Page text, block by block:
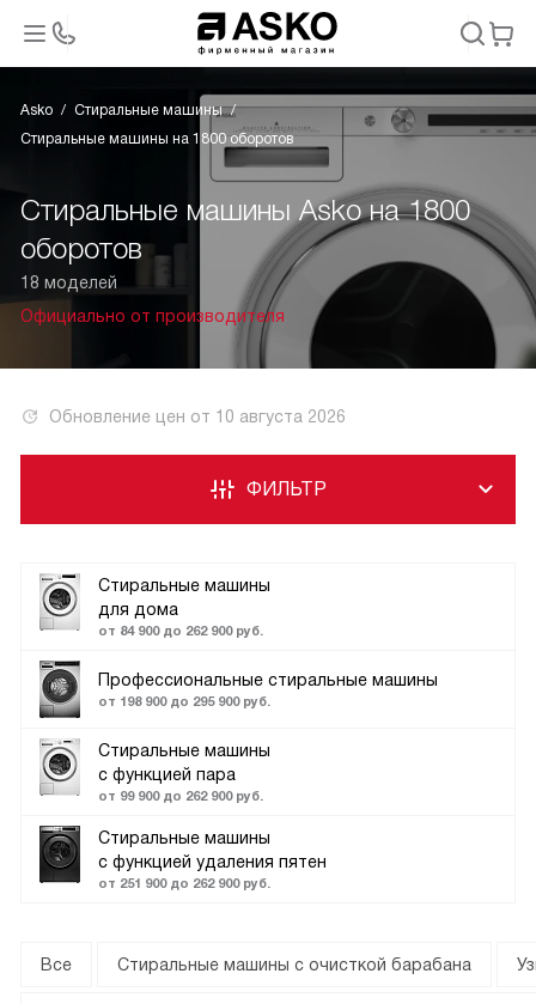
Asko
Стиральные машины
Стиральные машины на 1800 оборотов
Стиральные машины Asko на 1800
оборотов
18 моделей
Официально от производителя
Обновление цен от 10 августа 2026
Стиральные машины
для дома
от 84 900 до 262 900 руб.
Профессиональные стиральные машины
от 198 900 до 295 900 руб.
Стиральные машины
с функцией пара
от 99 900 до 262 900 руб.
Стиральные машины
с функцией удаления пятен
от 251 900 до 262 900 руб.
ФИЛЬТР
Все Стиральные машины с очисткой барабана